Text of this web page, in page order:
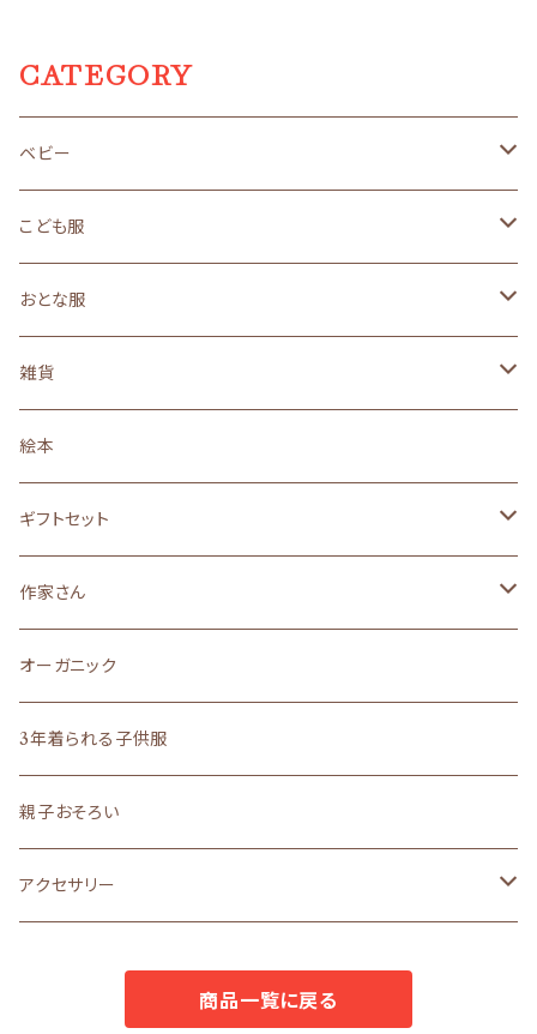
CATEGORY
ベビー
size 50～70（新生児サイズ）
ギフトセット
オーガニック
size 80（１歳サイズ）
オーガニック
ロングセラー
３年着られるこども服
ロングセラー
made in JAPAN
ベビー小物
オーガニック
made in JAPAN
size90
オーガニック
オーガニック
madeinJAPAN
こども服
size90（２歳くらいサイズ）
オーガニック
ロングセラー
size110（４歳くらいサイズ）
made in JAPAN
３年着られるこども服
ロングセラー
made in JAPAN
size130(6～7歳くらいサイズ)
おとな服
ロングセラー
親子おそろい
雑貨
黒うさ・白うさシリーズ
黒ねこ・白ねこシリーズ
らくがきシリーズ
文房具
まえをけいこ。イラスト
その他雑貨
ギフト
まえをけいこ。イラスト
オーダーメイド
うちの子シリーズ
ロングセラー
絵本
ギフトセット
サイズ８０(１歳)
ロングセラー
サイズ５０～７０
ラッピング
ラッピングボックス
ラッピングL
作家さん
作家さん雑貨
バッグ
アクセサリー
作家さんアクセサリー
作家さんバッグ
原優子さん
オーガニック
3年着られる子供服
親子おそろい
アクセサリー
商品一覧に戻る